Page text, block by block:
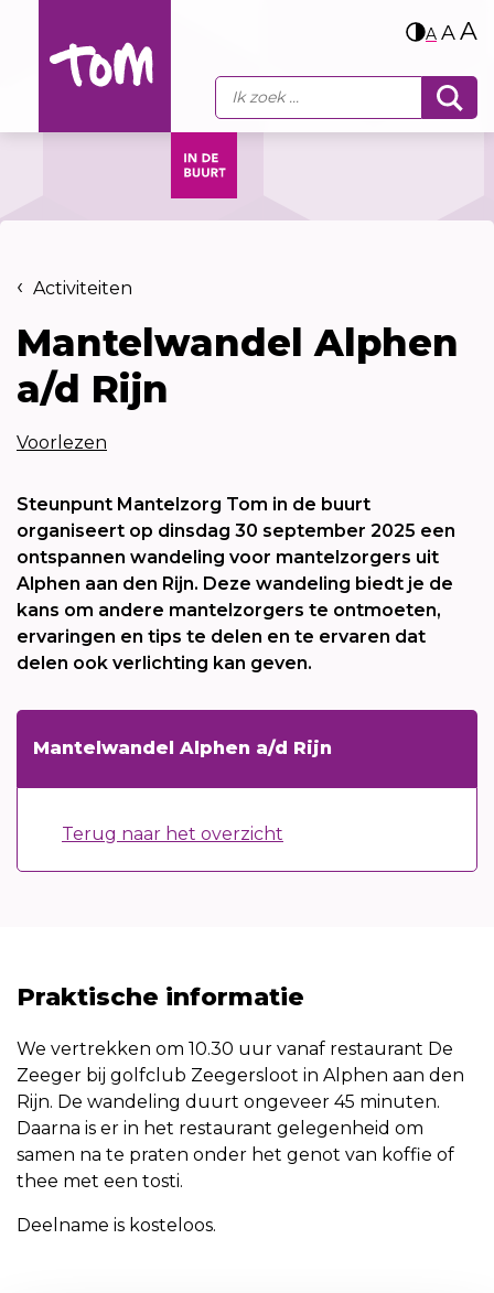
A AA
Activiteiten
Mantelwandel Alphen
a/d Rijn
Voorlezen
Steunpunt Mantelzorg Tom in de buurt
organiseert op dinsdag 30 september 2025 een
ontspannen wandeling voor mantelzorgers uit
Alphen aan den Rijn. Deze wandeling biedt je de
kans om andere mantelzorgers te ontmoeten,
ervaringen en tips te delen en te ervaren dat
delen ook verlichting kan geven.
Mantelwandel Alphen a/d Rijn
Terug naar het overzicht
Praktische informatie
We vertrekken om 10.30 uur vanaf restaurant De
Zeeger bij golfclub Zeegersloot in Alphen aan den
Rijn. De wandeling duurt ongeveer 45 minuten.
Daarna is er in het restaurant gelegenheid om
samen na te praten onder het genot van koffie of
thee met een tosti.
Deelname is kosteloos.